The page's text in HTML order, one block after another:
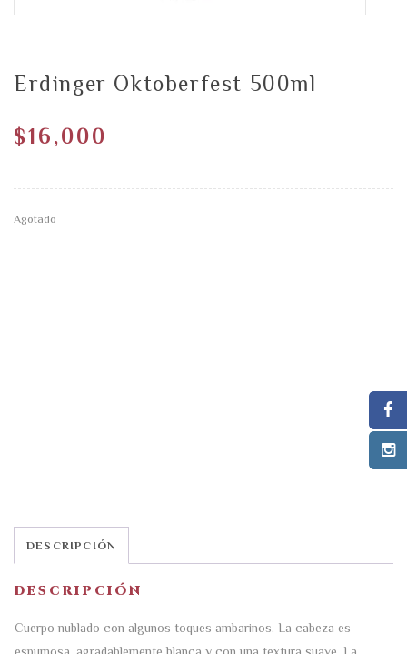
Erdinger Oktoberfest 500ml
$16,000
Agotado
DESCRIPCIÓN
DESCRIPCIÓN
Cuerpo nublado con algunos toques ambarinos. La cabeza es